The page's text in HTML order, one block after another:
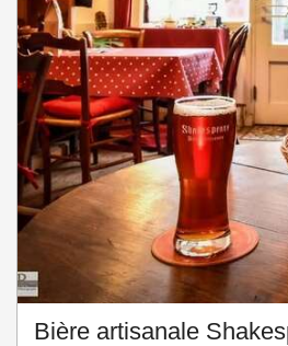
Bière artisanale